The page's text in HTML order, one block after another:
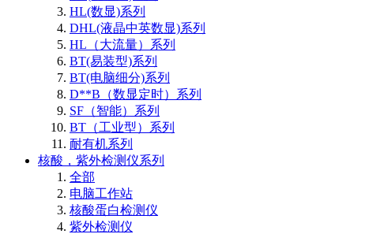
HL(数显)系列
DHL(液晶中英数显)系列
HL（大流量）系列
BT(易装型)系列
BT(电脑细分)系列
D**B（数显定时）系列
SF（智能）系列
BT（工业型）系列
耐有机系列
核酸，紫外检测仪系列
全部
电脑工作站
核酸蛋白检测仪
紫外检测仪